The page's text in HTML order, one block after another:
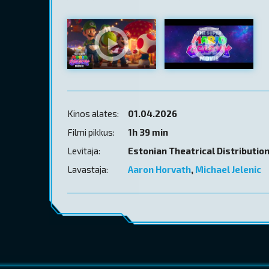
Kinos alates:
01.04.2026
Filmi pikkus:
1h 39 min
Levitaja:
Estonian Theatrical Distribution
Lavastaja:
Aaron Horvath, Michael Jelenic